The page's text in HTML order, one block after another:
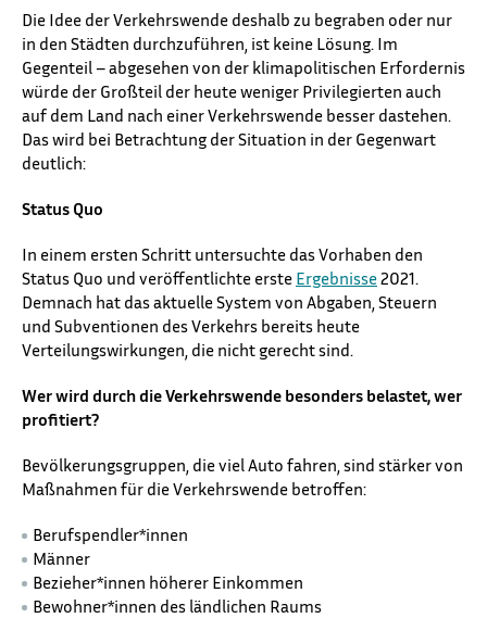
Die Idee der Verkehrswende deshalb zu begraben oder nur
in den Städten durchzuführen, ist keine Lösung. Im
Gegenteil – abgesehen von der klimapolitischen Erfordernis
würde der Großteil der heute weniger Privilegierten auch
auf dem Land nach einer Verkehrswende besser dastehen.
Das wird bei Betrachtung der Situation in der Gegenwart
deutlich:
Status Quo
In einem ersten Schritt untersuchte das Vorhaben den
Status Quo und veröffentlichte erste Ergebnisse2021.
Demnach hat das aktuelle System von Abgaben, Steuern
und Subventionen des Verkehrs bereits heute
Verteilungswirkungen, die nicht gerecht sind.
Wer wird durch die Verkehrswende besonders belastet, wer
profitiert?
Bevölkerungsgruppen, die viel Auto fahren, sind stärker von
Maßnahmen für die Verkehrswende betroffen:
Berufspendler*innen
Männer
Bezieher*innen höherer Einkommen
Bewohner*innen des ländlichen Raums